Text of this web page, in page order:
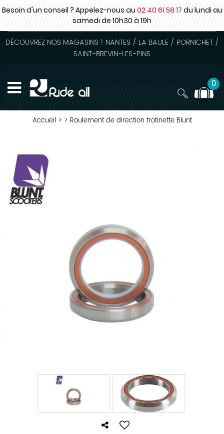
Besoin d'un conseil ? Appelez-nous au02 40 61 58 17du lundi au
samedide 10h30 à 19h
DÉCOUVREZ NOS MAGASINS ! NANTES / LA BAULE / PORNICHET /
SAINT-BREVIN-LES-PINS
0
Accueil > > Roulement de direction trotinette Blunt